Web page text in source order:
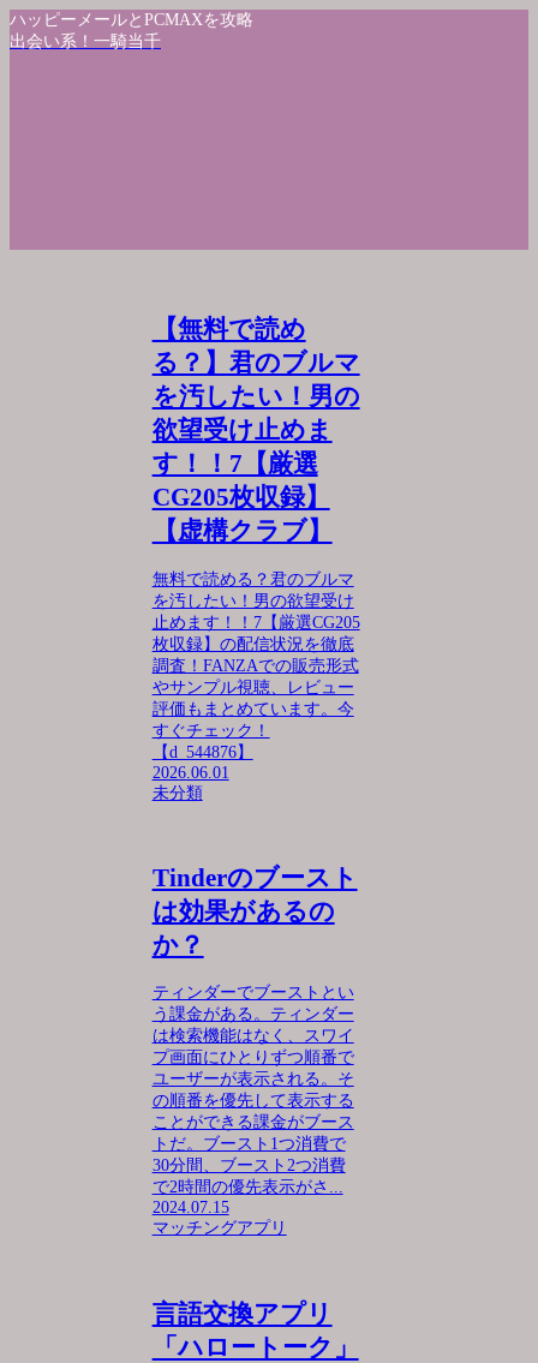
ハッピーメールとPCMAXを攻略
出会い系！一騎当千
【無料で読め
る？】君のブルマ
を汚したい！男の
欲望受け止めま
す！！7【厳選
CG205枚収録】
【虚構クラブ】
無料で読める？君のブルマ
を汚したい！男の欲望受け
止めます！！7【厳選CG205
枚収録】の配信状況を徹底
調査！FANZAでの販売形式
やサンプル視聴、レビュー
評価もまとめています。今
すぐチェック！
【d_544876】
2026.06.01
未分類
Tinderのブースト
は効果があるの
か？
ティンダーでブーストとい
う課金がある。ティンダー
は検索機能はなく、スワイ
プ画面にひとりずつ順番で
ユーザーが表示される。そ
の順番を優先して表示する
ことができる課金がブース
トだ。ブースト1つ消費で
30分間、ブースト2つ消費
で2時間の優先表示がさ...
2024.07.15
マッチングアプリ
言語交換アプリ
「ハロートーク」